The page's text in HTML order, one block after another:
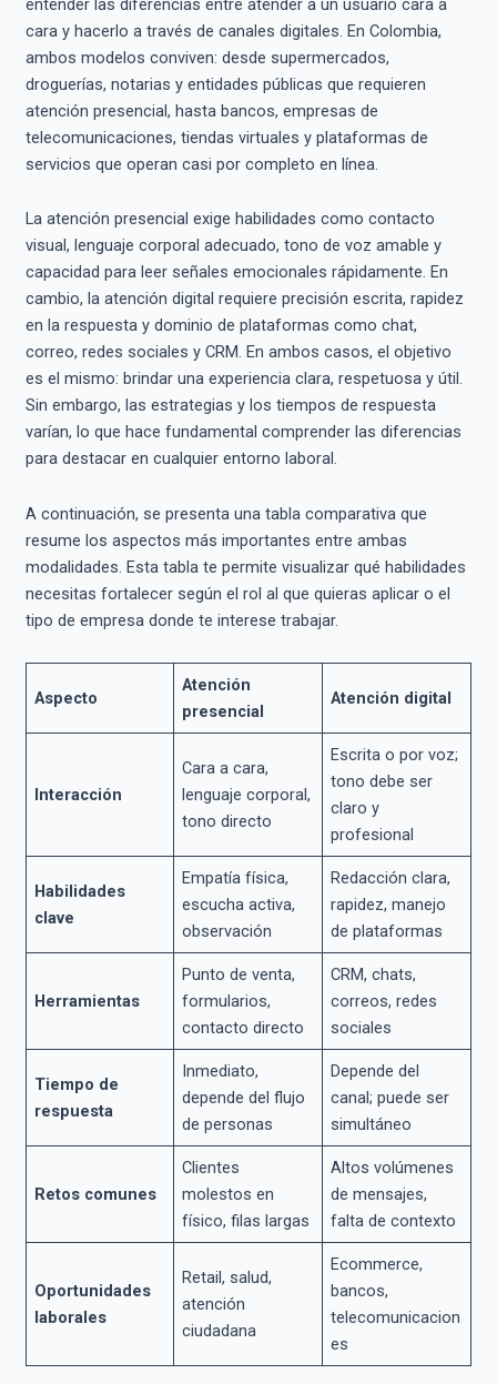
entender las diferencias entre atender a un usuario cara a
cara y hacerlo a través de canales digitales. En Colombia,
ambos modelos conviven: desde supermercados,
droguerías, notarias y entidades públicas que requieren
atención presencial, hasta bancos, empresas de
telecomunicaciones, tiendas virtuales y plataformas de
servicios que operan casi por completo en línea.
La atención presencial exige habilidades como contacto
visual, lenguaje corporal adecuado, tono de voz amable y
capacidad para leer señales emocionales rápidamente. En
cambio, la atención digital requiere precisión escrita, rapidez
en la respuesta y dominio de plataformas como chat,
correo, redes sociales y CRM. En ambos casos, el objetivo
es el mismo: brindar una experiencia clara, respetuosa y útil.
Sin embargo, las estrategias y los tiempos de respuesta
varían, lo que hace fundamental comprender las diferencias
para destacar en cualquier entorno laboral.
A continuación, se presenta una tabla comparativa que
resume los aspectos más importantes entre ambas
modalidades. Esta tabla te permite visualizar qué habilidades
necesitas fortalecer según el rol al que quieras aplicar o el
tipo de empresa donde te interese trabajar.
Aspecto
Atención
presencial
Atención digital
Interacción
Cara a cara,
lenguaje corporal,
tono directo
Escrita o por voz;
tono debe ser
claro y
profesional
Habilidades
clave
Empatía física,
escucha activa,
observación
Redacción clara,
rapidez, manejo
de plataformas
Herramientas
Punto de venta,
formularios,
contacto directo
CRM, chats,
correos, redes
sociales
Tiempo de
respuesta
Inmediato,
depende del flujo
de personas
Depende del
canal; puede ser
simultáneo
Retos comunes
Clientes
molestos en
físico, filas largas
Altos volúmenes
de mensajes,
falta de contexto
Oportunidades
laborales
Retail, salud,
atención
ciudadana
Ecommerce,
bancos,
telecomunicacion
es